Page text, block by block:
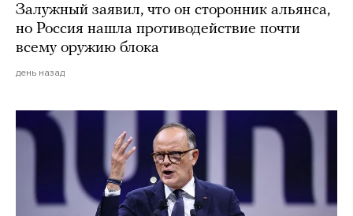
Залужный заявил, что он сторонник альянса,
но Россия нашла противодействие почти
всему оружию блока
день назад